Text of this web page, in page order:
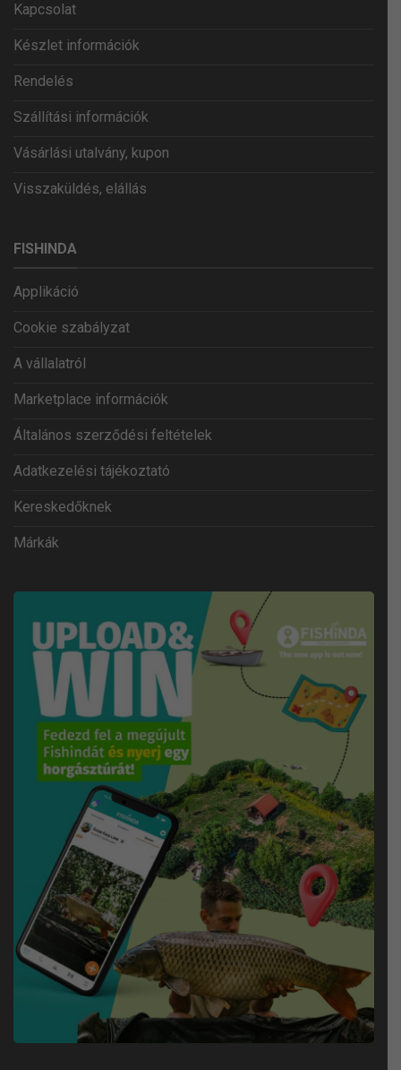
Kapcsolat
Készlet információk
Rendelés
Szállítási információk
Vásárlási utalvány, kupon
Visszaküldés, elállás
FISHINDA
Applikáció
Cookie szabályzat
A vállalatról
Marketplace információk
Általános szerződési feltételek
Adatkezelési tájékoztató
Kereskedőknek
Márkák